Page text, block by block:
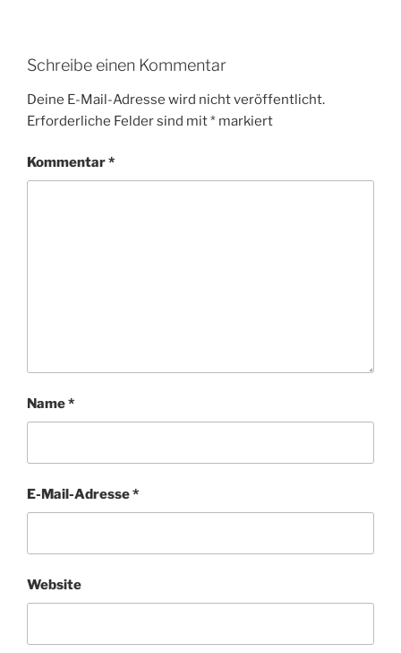
Schreibe einen Kommentar
Deine E-Mail-Adresse wird nicht veröffentlicht.
Erforderliche Felder sind mit* markiert
Kommentar*
Name*
E-Mail-Adresse*
Website